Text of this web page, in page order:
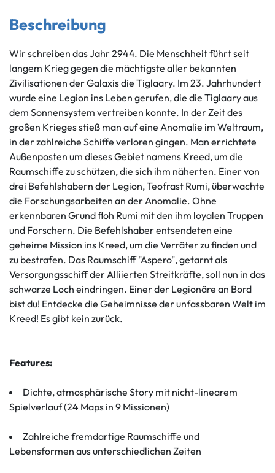
Beschreibung
Wir schreiben das Jahr 2944. Die Menschheit führt seit
langem Krieg gegen die mächtigste aller bekannten
Zivilisationen der Galaxis die Tiglaary. Im 23. Jahrhundert
wurde eine Legion ins Leben gerufen, die die Tiglaary aus
dem Sonnensystem vertreiben konnte. In der Zeit des
großen Krieges stieß man auf eine Anomalie im Weltraum,
in der zahlreiche Schiffe verloren gingen. Man errichtete
Außenposten um dieses Gebiet namens Kreed, um die
Raumschiffe zu schützen, die sich ihm näherten. Einer von
drei Befehlshabern der Legion, Teofrast Rumi, überwachte
die Forschungsarbeiten an der Anomalie. Ohne
erkennbaren Grund floh Rumi mit den ihm loyalen Truppen
und Forschern. Die Befehlshaber entsendeten eine
geheime Mission ins Kreed, um die Verräter zu finden und
zu bestrafen. Das Raumschiff "Aspero", getarnt als
Versorgungsschiff der Alliierten Streitkräfte, soll nun in das
schwarze Loch eindringen. Einer der Legionäre an Bord
bist du! Entdecke die Geheimnisse der unfassbaren Welt im
Kreed! Es gibt kein zurück.
Features:
Dichte, atmosphärische Story mit nicht-linearem
Spielverlauf (24 Maps in 9 Missionen)
Zahlreiche fremdartige Raumschiffe und
Lebensformen aus unterschiedlichen Zeiten